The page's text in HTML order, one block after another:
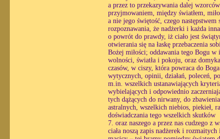
a przez to przekazywania dalej
przyjmowaniem, między światłem,
a nie jego świętość, czego
rozpoznawania, że nadżerki i każda
o powrót do prawdy, iż ciało jest
otwierania się na łaskę przebaczenia
Bożej miłości; oddawania tego Bogu
wolności, światła i pokoju, oraz
czasów, w ciszy, która powraca do
wytycznych, opinii, działań, poleceń,
m.in. wszelkich ustanawiających
wybielających i odpowiednio
tych dążących do nirwany, do
astralnych, wszelkich niebios, piekieł,
doświadczania tego wszelkich skutków
7. oraz naszego a przez nas cudzego
ciała noszą zapis nadżerek i